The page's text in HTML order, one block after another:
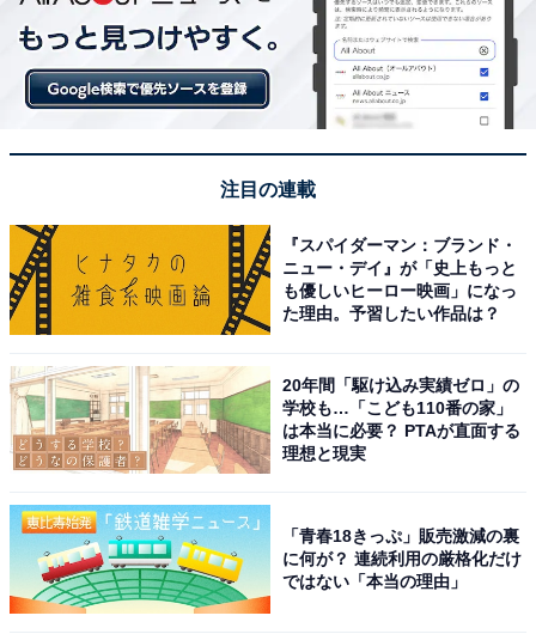
1 2
注目の連載
『スパイダーマン：ブランド・
ニュー・デイ』が「史上もっと
も優しいヒーロー映画」になっ
た理由。予習したい作品は？
20年間「駆け込み実績ゼロ」の
学校も…「こども110番の家」
は本当に必要？ PTAが直面する
理想と現実
「青春18きっぷ」販売激減の裏
に何が？ 連続利用の厳格化だけ
ではない「本当の理由」